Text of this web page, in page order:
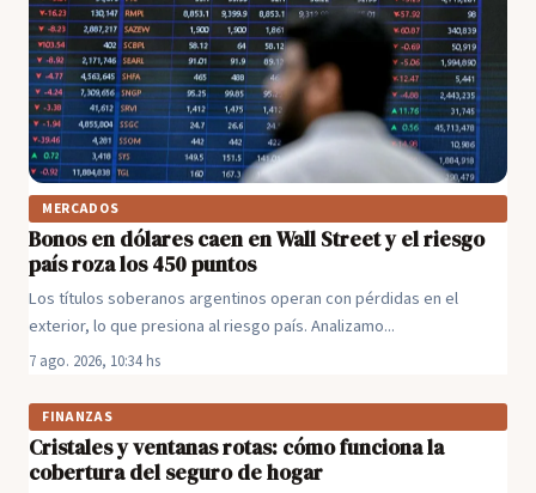
MERCADOS
Bonos en dólares caen en Wall Street y el riesgo
país roza los 450 puntos
Los títulos soberanos argentinos operan con pérdidas en el
exterior, lo que presiona al riesgo país. Analizamo...
7 ago. 2026, 10:34 hs
FINANZAS
Cristales y ventanas rotas: cómo funciona la
cobertura del seguro de hogar